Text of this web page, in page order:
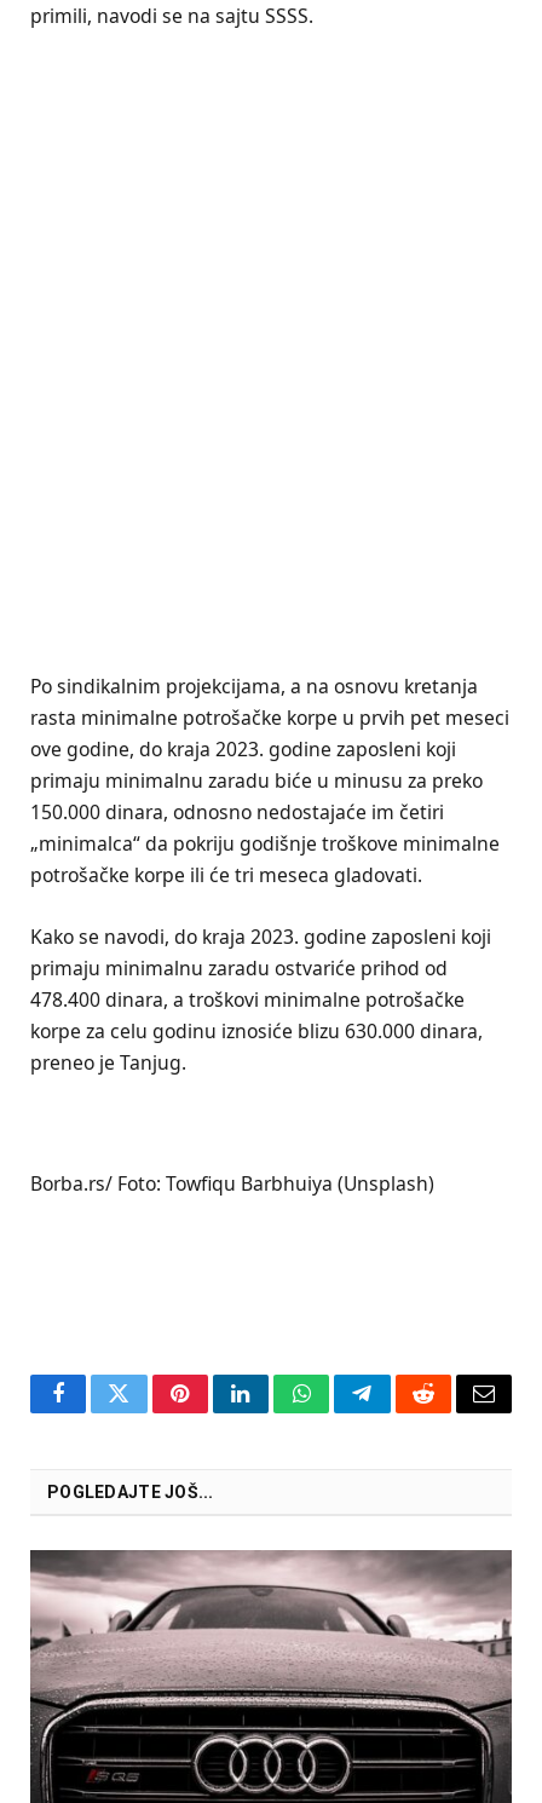
primili, navodi se na sajtu SSSS.
Po sindikalnim projekcijama, a na osnovu kretanja
rasta minimalne potrošačke korpe u prvih pet meseci
ove godine, do kraja 2023. godine zaposleni koji
primaju minimalnu zaradu biće u minusu za preko
150.000 dinara, odnosno nedostajaće im četiri
„minimalca“ da pokriju godišnje troškove minimalne
potrošačke korpe ili će tri meseca gladovati.
Kako se navodi, do kraja 2023. godine zaposleni koji
primaju minimalnu zaradu ostvariće prihod od
478.400 dinara, a troškovi minimalne potrošačke
korpe za celu godinu iznosiće blizu 630.000 dinara,
preneo je Tanjug.
Borba.rs/ Foto: Towfiqu Barbhuiya (Unsplash)
FacebookTwitterPinterestLinkedInWhatsAppTelegramRedditEmail
POGLEDAJTE JOŠ...